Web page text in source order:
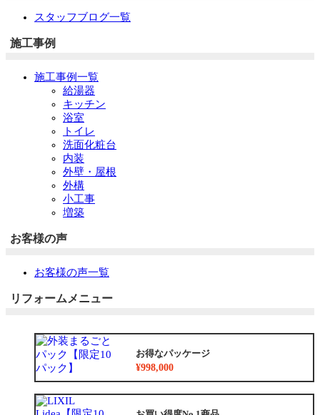
スタッフブログ一覧
施工事例
施工事例一覧
給湯器
キッチン
浴室
トイレ
洗面化粧台
内装
外壁・屋根
外構
小工事
増築
お客様の声
お客様の声一覧
リフォームメニュー
お得なパッケージ
¥998,000